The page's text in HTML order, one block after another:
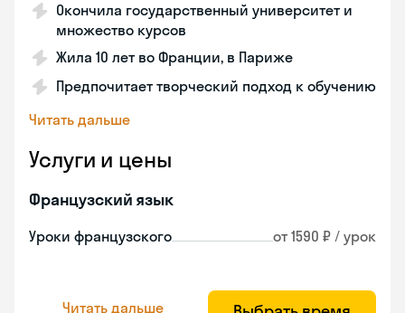
Окончила государственный университет и
множество курсов
Жила 10 лет во Франции, в Париже
Предпочитает творческий подход к обучению
Читать дальше
Услуги и цены
Французский язык
Уроки французского от 1590 ₽ / урок
Читать дальше